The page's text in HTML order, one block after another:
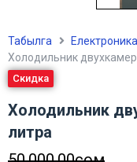
Табылга Електроника
Холодильник
Скидка
Холодильник
литра